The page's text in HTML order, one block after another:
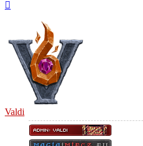
Valdi